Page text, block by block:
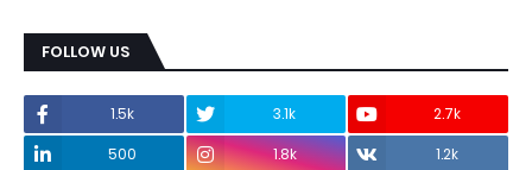
FOLLOW US
1.5k 3.1k
2.7k
500
1.8k 1.2k